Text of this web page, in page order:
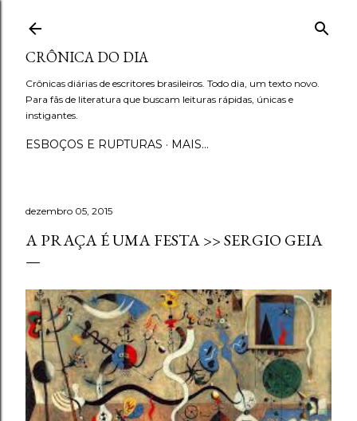
CRÔNICA DO DIA
Crônicas diárias de escritores brasileiros. Todo dia, um texto novo.
Para fãs de literatura que buscam leituras rápidas, únicas e
instigantes.
ESBOÇOS E RUPTURAS MAIS…
dezembro 05, 2015
A PRAÇA É UMA FESTA >> SERGIO GEIA